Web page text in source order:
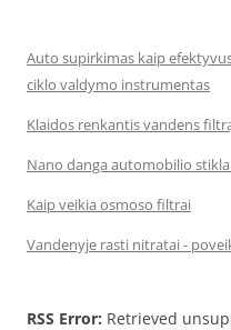
Auto supirkimas kaip
ciklo valdymo instrumentas
Klaidos renkantis vandens
Nano danga automobilio
Kaip veikia osmoso filtrai
Vandenyje rasti nitratai -
RSS Error: Retrieved